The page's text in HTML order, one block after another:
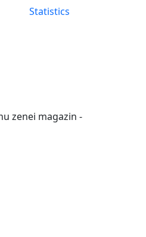
Statistics
zenei magazin -